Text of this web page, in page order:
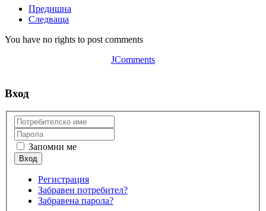
Предишна
Следваща
You have no rights to post comments
JComments
Вход
Запомни ме
Регистрация
Забравен потребител?
Забравена парола?